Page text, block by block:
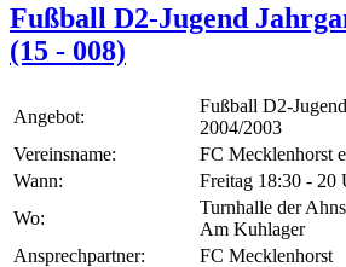
Fußball D2-Jugend
(15 - 008)
Angebot:
Fußball D2-
2004/2003
Vereinsname:
FC Mecklenhorst
Wann:
Freitag 18:30 - 20
Wo:
Turnhalle der
Am Kuhlager
Ansprechpartner:
FC Mecklenhorst